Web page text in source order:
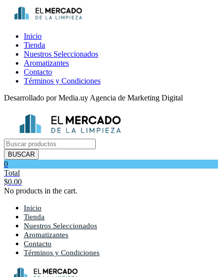
Inicio
Tienda
Nuestros Seleccionados
Aromatizantes
Contacto
Términos y Condiciones
Desarrollado por Media.uy Agencia de Marketing Digital
Búsqueda
de
productos
BUSCAR
0
Total
$0.00
No products in the cart.
Inicio
Tienda
Nuestros Seleccionados
Aromatizantes
Contacto
Términos y Condiciones